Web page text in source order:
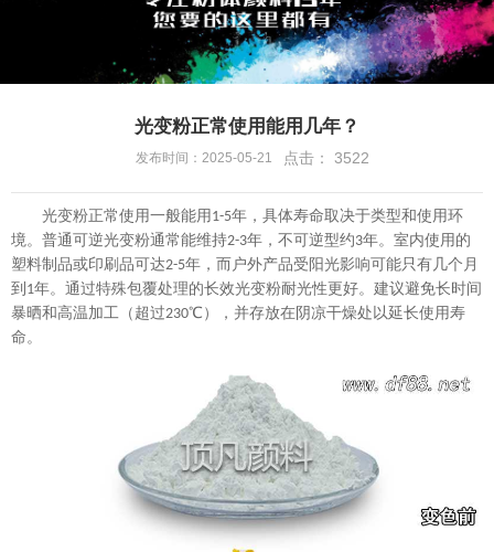
光变粉正常使用能用几年？
发布时间：2025-05-21 点击： 3522
光变粉正常使用一般能用 1-5年，具体寿命取决于类型和使用环
境。普通可逆光变粉通常能维持2-3年，不可逆型约3年。室内使用的
塑料制品或印刷品可达2-5年，而户外产品受阳光影响可能只有几个月
到 1年。通过特殊包覆处理的长效光变粉耐光性更好。建议避免长时间
暴晒和高温加工（超过230℃），并存放在阴凉干燥处以延长使用寿
命。